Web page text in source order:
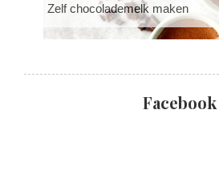
Zelf chocolademelk maken
Facebook